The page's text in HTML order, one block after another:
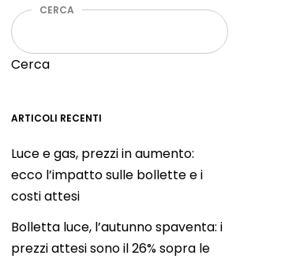
CERCA
Cerca
ARTICOLI RECENTI
Luce e gas, prezzi in aumento:
ecco l’impatto sulle bollette e i
costi attesi
Bolletta luce, l’autunno spaventa: i
prezzi attesi sono il 26% sopra le